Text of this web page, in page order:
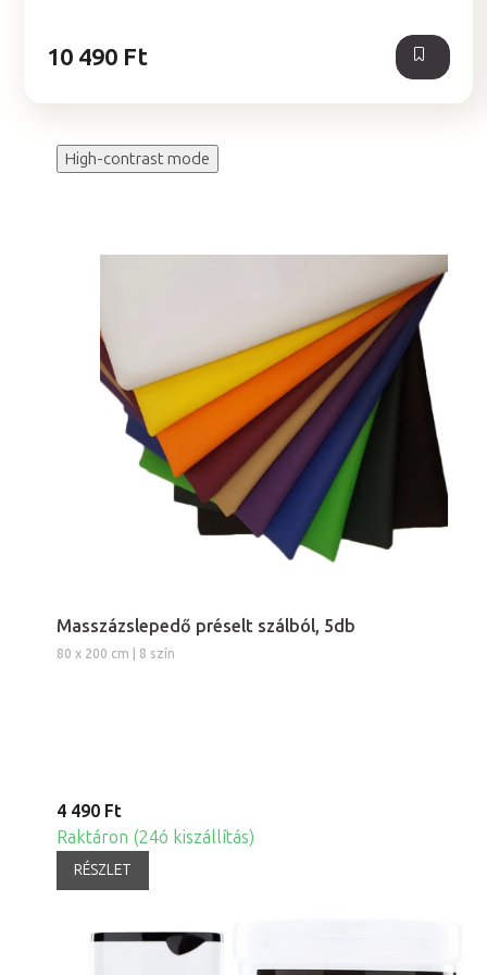
10 490 Ft
High-contrast mode
Masszázslepedő préselt szálból, 5db
80 x 200 cm | 8 szín
4 490 Ft
Raktáron (24ó kiszállítás)
RÉSZLET